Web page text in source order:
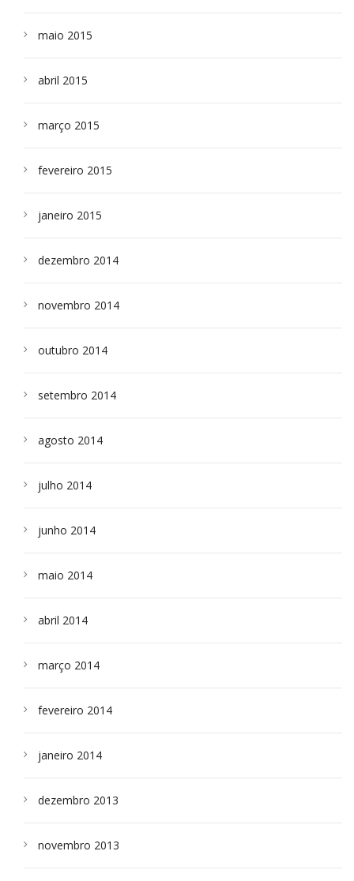
maio 2015
abril 2015
março 2015
fevereiro 2015
janeiro 2015
dezembro 2014
novembro 2014
outubro 2014
setembro 2014
agosto 2014
julho 2014
junho 2014
maio 2014
abril 2014
março 2014
fevereiro 2014
janeiro 2014
dezembro 2013
novembro 2013